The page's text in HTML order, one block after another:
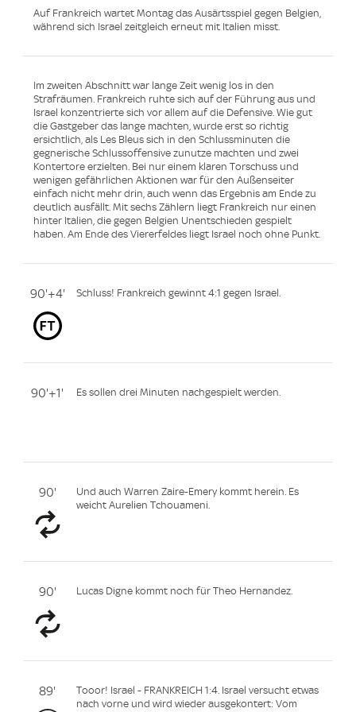
Auf Frankreich wartet Montag das Ausärtsspiel gegen Belgien,
während sich Israel zeitgleich erneut mit Italien misst.
Im zweiten Abschnitt war lange Zeit wenig los in den
Strafräumen. Frankreich ruhte sich auf der Führung aus und
Israel konzentrierte sich vor allem auf die Defensive. Wie gut
die Gastgeber das lange machten, wurde erst so richtig
ersichtlich, als Les Bleus sich in den Schlussminuten die
gegnerische Schlussoffensive zunutze machten und zwei
Kontertore erzielten. Bei nur einem klaren Torschuss und
wenigen gefährlichen Aktionen war für den Außenseiter
einfach nicht mehr drin, auch wenn das Ergebnis am Ende zu
deutlich ausfällt. Mit sechs Zählern liegt Frankreich nur einen
hinter Italien, die gegen Belgien Unentschieden gespielt
haben. Am Ende des Viererfeldes liegt Israel noch ohne Punkt.
90'+4' Schluss! Frankreich gewinnt 4:1 gegen Israel.
90'+1' Es sollen drei Minuten nachgespielt werden.
90'
Und auch Warren Zaire-Emery kommt herein. Es
weicht Aurelien Tchouameni.
90' Lucas Digne kommt noch für Theo Hernandez.
89'
Tooor! Israel - FRANKREICH 1:4. Israel versucht etwas
nach vorne und wird wieder ausgekontert: Vom